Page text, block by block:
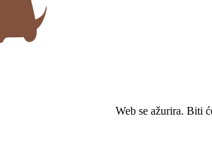
Web se ažurira. Biti